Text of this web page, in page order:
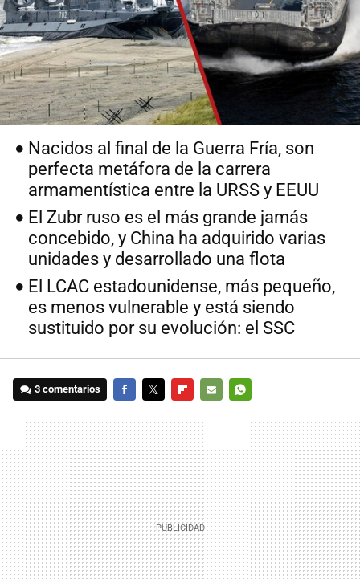
Nacidos al final de la Guerra Fría, son
perfecta metáfora de la carrera
armamentística entre la URSS y EEUU
El Zubr ruso es el más grande jamás
concebido, y China ha adquirido varias
unidades y desarrollado una flota
El LCAC estadounidense, más pequeño,
es menos vulnerable y está siendo
sustituido por su evolución: el SSC
3 comentarios
MAIL